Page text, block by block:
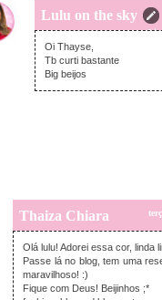
Lulu on the sky
terça-
Oi Thayse,
Tb curti bastante
Big beijos
Thaiza Chiara
Olá lulu! Adorei essa cor, linda
Passe lá no blog, tem uma
maravilhoso! :)
Fique com Deus! Beijinhos ;*